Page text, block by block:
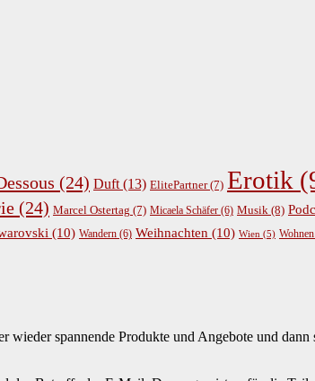
(24) Duft(13) ElitePartner(7) Erotik
(24) Marcel Ostertag (7) Micaela Schäfer (6) Musik (8)
(10) Wandern (6) Weihnachten (10) Wien (5) Wohnen
spannende Produkte und Angebote und